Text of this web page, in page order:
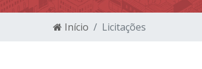
Início Licitações